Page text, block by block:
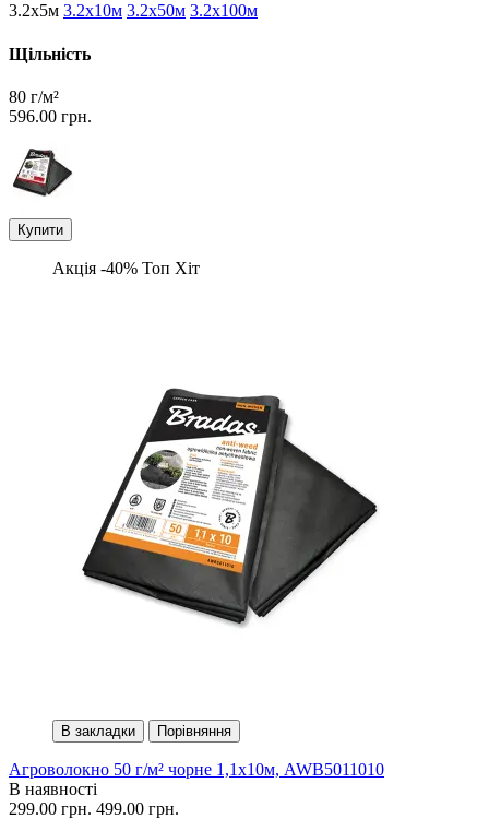
3.2х5м 3.2х10м 3.2х50м 3.2х100м
Щільність
80 г/м²
596.00 грн.
Купити
Акція -40% Топ Хіт
В закладки Порівняння
Агроволокно 50 г/м² чорне 1,1х10м, AWB5011010
В наявності
299.00 грн. 499.00 грн.